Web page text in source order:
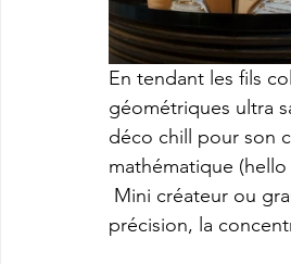
En tendant les fils
géométriques ultra
déco chill pour son
mathématique (hello
Mini créateur ou
précision, la